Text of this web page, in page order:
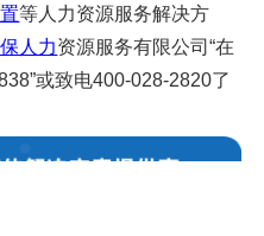
等人力资源服务解决方
人力资源服务有限公司“在
或致电400-028-2820了